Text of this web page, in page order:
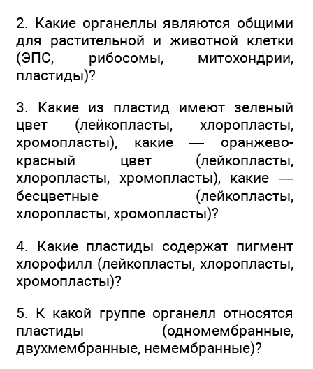
2. Какие органеллы являются общими
для растительной и животной клетки
(ЭПС, рибосомы, митохондрии,
пластиды)?
3. Какие из пластид имеют зеленый
цвет (лейкопласты, хлоропласты,
хромопласты), какие — оранжево-
красный цвет (лейкопласты,
хлоропласты, хромопласты), какие —
бесцветные (лейкопласты,
хлоропласты, хромопласты)?
4. Какие пластиды содержат пигмент
хлорофилл (лейкопласты, хлоропласты,
хромопласты)?
5. К какой группе органелл относятся
пластиды (одномембранные,
двухмембранные, немембранные)?